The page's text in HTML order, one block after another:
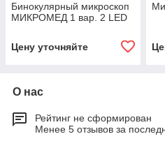
Бинокулярный микроскоп
МИКРОМЕД 1 вар. 2 LED
Цену уточняйте
О нас
Рейтинг не сформирован
Менее 5 отзывов за